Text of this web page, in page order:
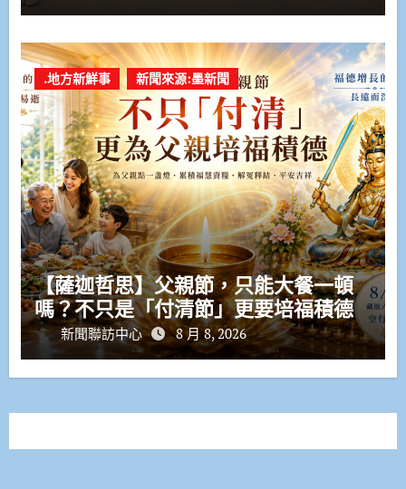
.地方新鮮事 新聞來源:墨新聞
【薩迦哲思】父親節，只能大餐一頓
嗎？不只是「付清節」更要培福積德
新聞聯訪中心 8 月 8, 2026